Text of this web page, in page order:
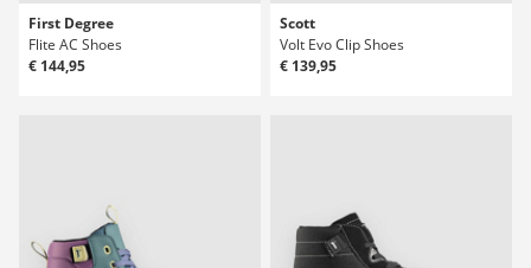
First Degree
Flite AC Shoes
€ 144,95
Scott
Volt Evo Clip Shoes
€ 139,95